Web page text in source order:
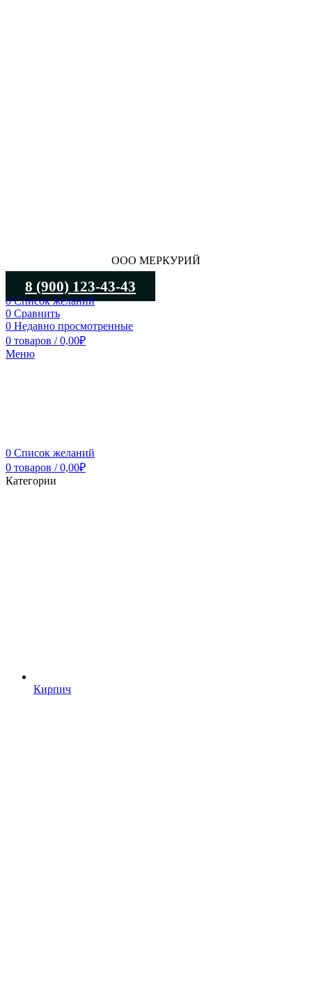
ООО МЕРКУРИЙ
8 (900) 123-43-43
0Список желаний
0 Сравнить
0 Недавно просмотренные
0 товаров / 0,00₽
Меню
0 Список желаний
0 товаров / 0,00₽
Категории
Кирпич